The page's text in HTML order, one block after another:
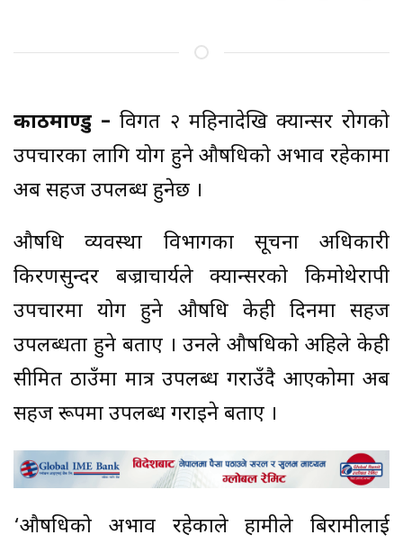
काठमाण्डु – विगत २ महिनादेखि क्यान्सर रोगको
उपचारका लागि प्रयोग हुने औषधिको अभाव रहेकामा
अब सहज उपलब्ध हुनेछ ।
औषधि व्यवस्था विभागका सूचना अधिकारी
किरणसुन्दर बज्राचार्यले क्यान्सरको किमोथेरापी
उपचारमा प्रयोग हुने औषधि केही दिनमा सहज
उपलब्धता हुने बताए । उनले औषधिको अहिले केही
सीमित ठाउँमा मात्र उपलब्ध गराउँदै आएकोमा अब
सहज रूपमा उपलब्ध गराइने बताए ।
‘औषधिको अभाव रहेकाले हामीले बिरामीलाई